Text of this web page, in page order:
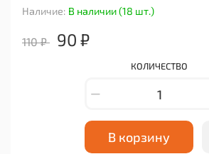
Наличие: В наличии (18 шт.)
110 ₽ 90 ₽
КОЛИЧЕСТВО
В корзину
Продукт изготовлен из
службы и прочность. Он легко
навыков для установки. Вставка
выбор для тех, кто хочет